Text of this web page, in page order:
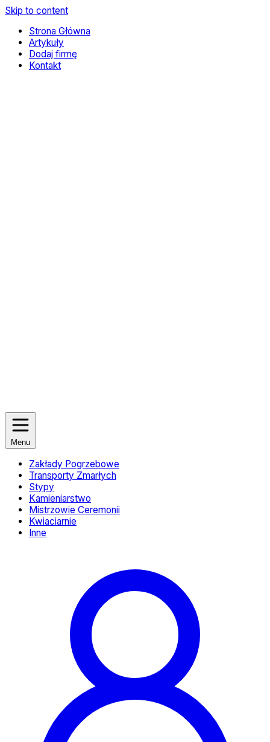
Skip to content
Strona Główna
Artykuły
Dodaj firmę
Kontakt
Menu
Zakłady Pogrzebowe
Transporty Zmarłych
Stypy
Kamieniarstwo
Mistrzowie Ceremonii
Kwiaciarnie
Inne